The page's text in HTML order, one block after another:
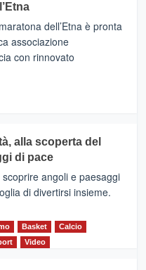
dell’Etna è pronta
associazione
con rinnovato
alla scoperta del
di pace
angoli e paesaggi
di divertirsi insieme.
Basket
Calcio
Video